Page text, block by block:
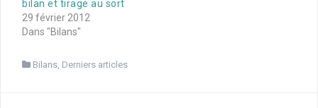
bilan et tirage au sort
29 février 2012
Dans "Bilans"
Bilans Derniers articles